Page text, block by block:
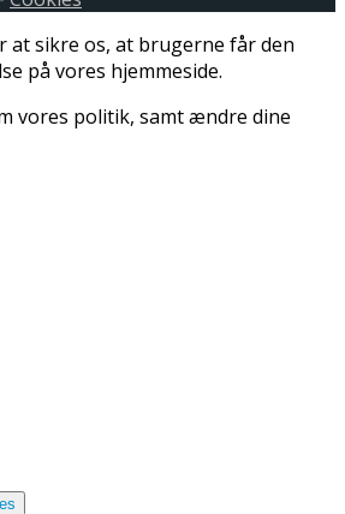
at sikre os, at brugerne får den
på vores hjemmeside.
vores politik, samt ændre dine